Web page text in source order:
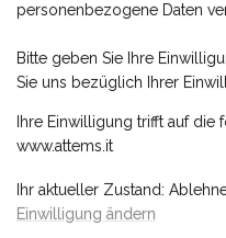
personenbezogene Daten
Bitte geben Sie Ihre
Sie uns bezüglich Ihrer
Ihre Einwilligung trifft auf die
www.attems.it
Ihr aktueller Zustand:
Einwilligung ändern